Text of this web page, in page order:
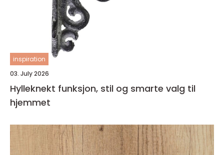
inspiration
03. July 2026
Hylleknekt funksjon, stil og smarte valg til
hjemmet